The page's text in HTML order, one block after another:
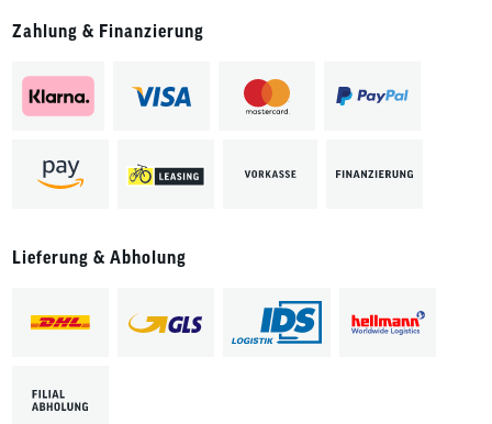
Zahlung & Finanzierung
Lieferung & Abholung